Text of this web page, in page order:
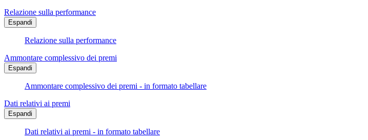
Relazione sulla performance
Espandi
Relazione sulla performance
Ammontare complessivo dei premi
Espandi
Ammontare complessivo dei premi - in formato tabellare
Dati relativi ai premi
Espandi
Dati relativi ai premi - in formato tabellare